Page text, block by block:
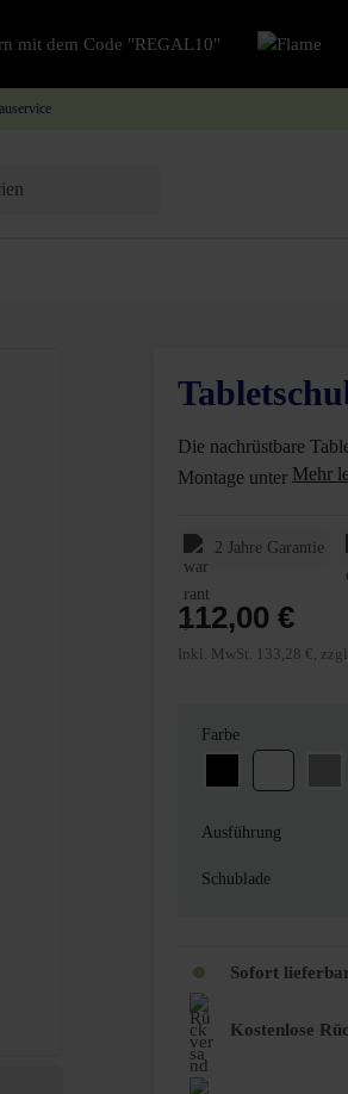
mit dem Code "REGAL10"
Die nachrüstbare
Montage unter
2 Jahre Garantie
112,00 €
Inkl. MwSt. 133,28 €,
Farbeauswählen
Ausführung
Schublade
Sofort
Kostenlose